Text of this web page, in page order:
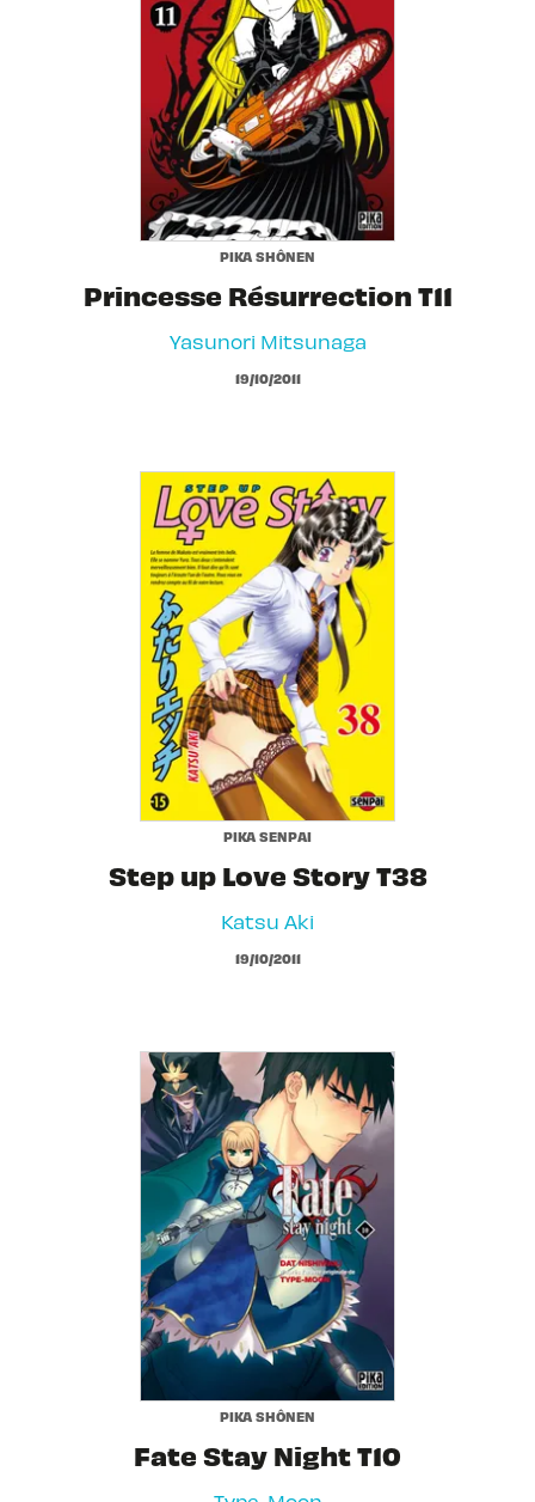
PIKA SHÔNEN
Princesse Résurrection T11
Yasunori Mitsunaga
19/10/2011
PIKA SENPAI
Step up Love Story T38
Katsu Aki
19/10/2011
PIKA SHÔNEN
Fate Stay Night T10